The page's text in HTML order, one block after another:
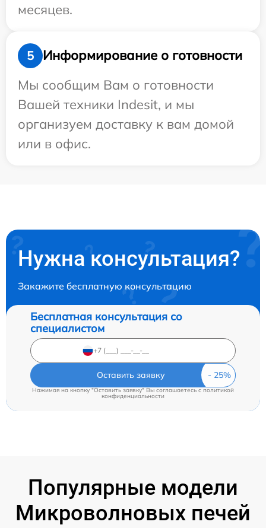
месяцев.
5
Информирование о готовности
Мы сообщим Вам о готовности
Вашей техники Indesit, и мы
организуем доставку к вам домой
или в офис.
Нужна консультация?
Закажите бесплатную консультацию
Бесплатная консультация со
специалистом
Оставить заявку
Нажимая на кнопку "Оставить заявку" Вы соглашаетесь cполитикой
конфиденциальности
Популярные модели
Микроволновых печей